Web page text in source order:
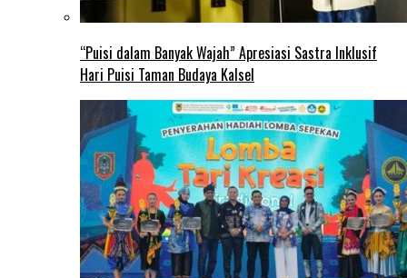
“Puisi dalam Banyak Wajah” Apresiasi Sastra Inklusif
Hari Puisi Taman Budaya Kalsel